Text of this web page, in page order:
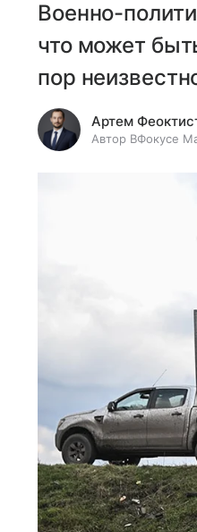
Военно-
что может
пор
Артем
Автор ВФокусе